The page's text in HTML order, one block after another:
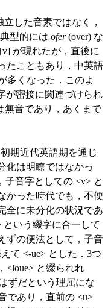
した音素ではなく，
型的には ofer(over) な
が現れたが，直後に
たこともあり，中英語
多くなった．このよ
が密接に関連づけられ
無音であり，あくまで
期近代英語期を通じ
化は明瞭ではなかっ
子音字としての <v> と
かった時代でも，不便
全に未分化の状況であ
という綴字に合一して
ずの便法として，子音
て <-ue> とした．3つ
<loue> と綴られれ
ずだという理屈にな
であり，直前の <u>